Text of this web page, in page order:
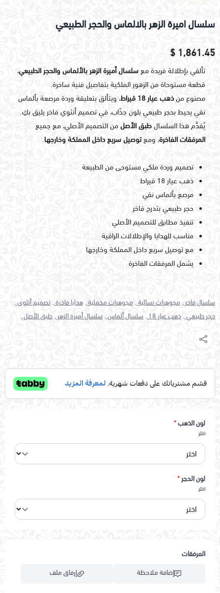
سلسال اميرة الزهر بالالماس والحجر الطبيعي
1,861.45 $
تألقي بإطلالة فريدة معسلسال أميرة الزهر بالألماس والحجر الطبيعي،
قطعة مستوحاة من الزهور الملكية بتفاصيل فنية ساحرة.
مصنوع منذهب عيار 18 قيراط
، ويتألق بتعليقة وردة مرصعة بألماس
نقي يحيط بحجر طبيعي بلون جذّاب، في تصميم أنثوي فاخر يليق بكِ.
يُقدَّم هذا السلسالطبق الأصلمن التصميم الأصلي، مع جميع
المرفقات الفاخرة، ومعتوصيل سريع داخل المملكة وخارجها.
تصميم وردة ملكي مستوحى من الطبيعة
ذهب عيار 18 قيراط
مرصع بألماس نقي
حجر طبيعي بتدرج فاخر
تنفيذ مطابق للتصميم الأصلي
مناسب للهدايا والإطلالات الراقية
مع توصيل سريع داخل المملكة وخارجها
يشمل المرفقات الفاخرة
سلسال فاخر , مجوهرات نسائية , مجوهرات مخملية , هدايا فاخرة , تصميم أنثوي ,
حجر طبيعي , ذهب عيار 18 , سلسال ألماس , سلسال أميرة الزهر , طبق الأصل ,
لون الذهب*
اختر
لون الحجر*
اختر
المرفقات
إضافة ملاحظة
إرفاق ملف